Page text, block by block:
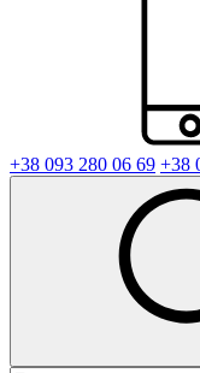
+38 093 280 06 69 +38